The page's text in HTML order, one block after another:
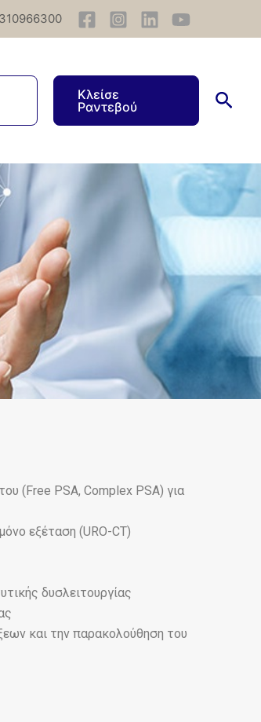
Κλείσε
Ραντεβού
(Free PSA, Complex PSA) για
εξέταση (URO-CT)
δυσλειτουργίας
και την παρακολούθηση του